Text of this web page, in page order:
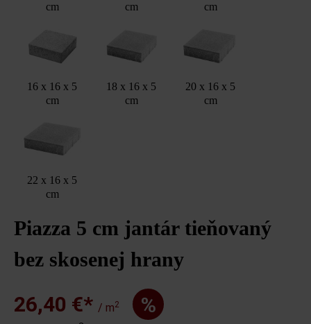
cm
cm
cm
16 x 16 x 5
cm
18 x 16 x 5
cm
20 x 16 x 5
cm
22 x 16 x 5
cm
Piazza 5 cm jantár tieňovaný
bez skosenej hrany
26,40 €* / m2 %